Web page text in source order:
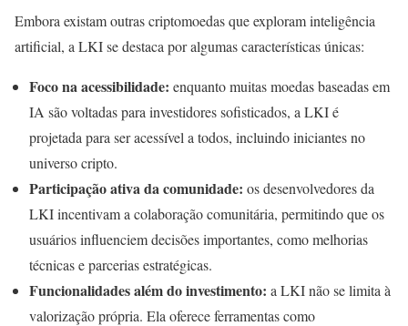
Embora existam outras criptomoedas que exploram inteligência
artificial, a LKI se destaca por algumas características únicas:
Foco na acessibilidade: enquanto muitas moedas baseadas em
IA são voltadas para investidores sofisticados, a LKI é
projetada para ser acessível a todos, incluindo iniciantes no
universo cripto.
Participação ativa da comunidade: os desenvolvedores da
LKI incentivam a colaboração comunitária, permitindo que os
usuários influenciem decisões importantes, como melhorias
técnicas e parcerias estratégicas.
Funcionalidades além do investimento: a LKI não se limita à
valorização própria. Ela oferece ferramentas como